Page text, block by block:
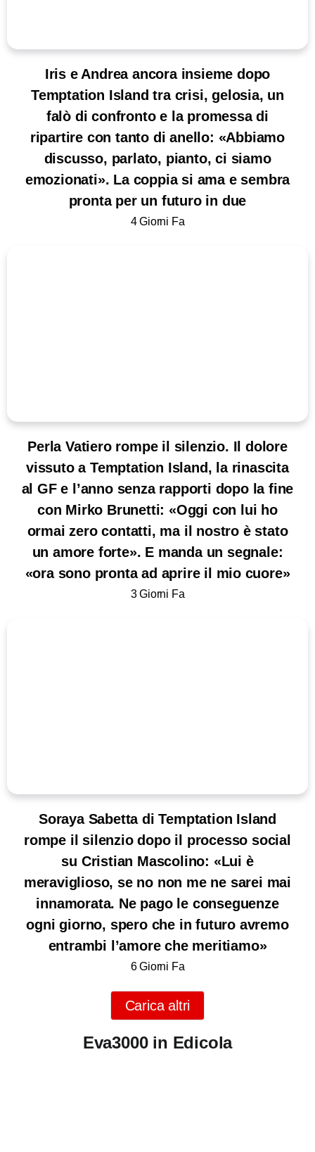
Iris e Andrea ancora insieme dopo
Temptation Island tra crisi, gelosia, un
falò di confronto e la promessa di
ripartire con tanto di anello: «Abbiamo
discusso, parlato, pianto, ci siamo
emozionati». La coppia si ama e sembra
pronta per un futuro in due
4 Giorni Fa
Perla Vatiero rompe il silenzio. Il dolore
vissuto a Temptation Island, la rinascita
al GF e l’anno senza rapporti dopo la fine
con Mirko Brunetti: «Oggi con lui ho
ormai zero contatti, ma il nostro è stato
un amore forte». E manda un segnale:
«ora sono pronta ad aprire il mio cuore»
3 Giorni Fa
Soraya Sabetta di Temptation Island
rompe il silenzio dopo il processo social
su Cristian Mascolino: «Lui è
meraviglioso, se no non me ne sarei mai
innamorata. Ne pago le conseguenze
ogni giorno, spero che in futuro avremo
entrambi l’amore che meritiamo»
6 Giorni Fa
Carica altri
Eva3000 in Edicola